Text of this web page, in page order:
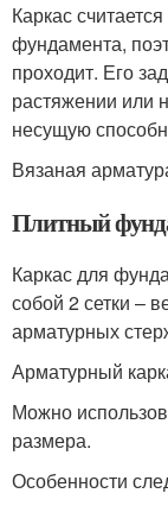
Каркас
фундамента,
проходит. Его
растяжении или
несущую
Вязаная
Плитный
Каркас для
собой 2 сетки –
арматурных
Арматурный
Можно
размера.
Особенности